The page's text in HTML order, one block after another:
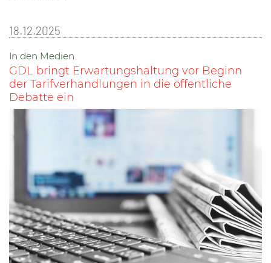
18.12.2025
In den Medien
GDL bringt Erwartungshaltung vor Beginn
der Tarifverhandlungen in die öffentliche
Debatte ein